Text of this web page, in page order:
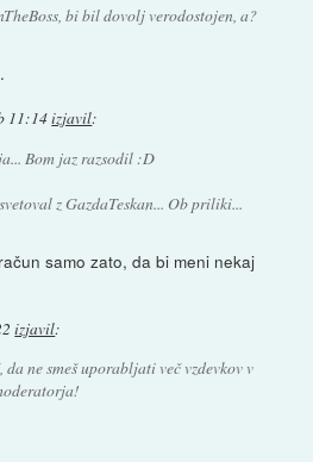
bi bil dovolj verodostojen, a?
11:14izjavil:
Bom jaz razsodil :D
z GazdaTeskan... Ob priliki...
samo zato, da bi meni nekaj
izjavil:
ne smeš uporabljati več vzdevkov v